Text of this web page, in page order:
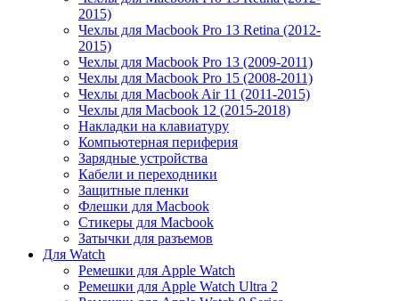
2015)
Чехлы для Macbook Pro 13 Retina (2012-
2015)
Чехлы для Macbook Pro 13 (2009-2011)
Чехлы для Macbook Pro 15 (2008-2011)
Чехлы для Macbook Air 11 (2011-2015)
Чехлы для Macbook 12 (2015-2018)
Накладки на клавиатуру
Компьютерная периферия
Зарядные устройства
Кабели и переходники
Защитные пленки
Флешки для Macbook
Стикеры для Macbook
Затычки для разъемов
Для Watch
Ремешки для Apple Watch
Ремешки для Apple Watch Ultra 2